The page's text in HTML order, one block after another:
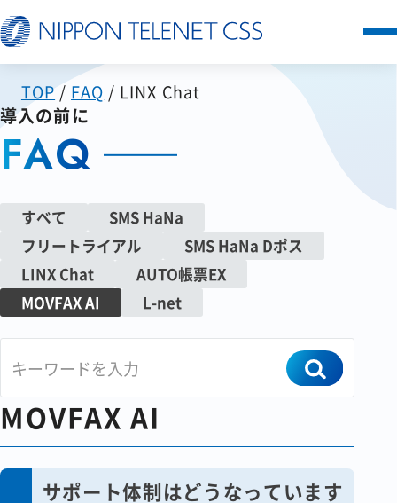
サービス一覧
日本テレネットの強み
お客様の声
セミナー
FAQ
お知らせ
コラム
会社情報
TOP FAQ LINX Chat
導入の前に
FAQ
すべて
SMS HaNa
フリートライアル
SMS HaNa Dポス
LINX Chat
AUTO帳票EX
MOVFAX AI
L-net
MOVFAX AI
サポート体制はどうなっています